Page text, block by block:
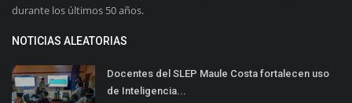
durante los últimos 50 años.
NOTICIAS ALEATORIAS
Docentes del SLEP Maule Costa fortalecen uso
de Inteligencia...